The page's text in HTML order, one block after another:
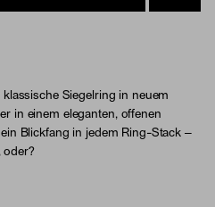
Siegelring in neuem
in einem eleganten, offenen
Blickfang in jedem Ring-Stack –
oder?